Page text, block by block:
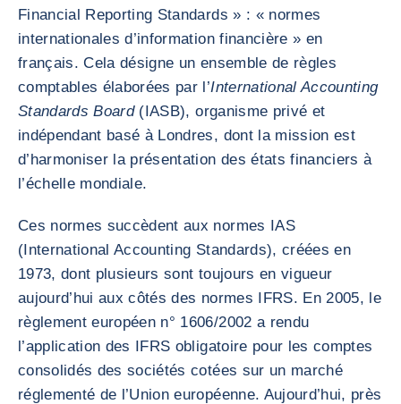
Financial Reporting Standards » : « normes
internationales d’information financière » en
français. Cela désigne un ensemble de règles
comptables élaborées par l’International Accounting
Standards Board(IASB), organisme privé et
indépendant basé à Londres, dont la mission est
d’harmoniser la présentation des états financiers à
l’échelle mondiale.
Ces normes succèdent aux normes IAS
(International Accounting Standards), créées en
1973, dont plusieurs sont toujours en vigueur
aujourd’hui aux côtés des normes IFRS. En 2005, le
règlement européen n° 1606/2002 a rendu
l’application des IFRS obligatoire pour les comptes
consolidés des sociétés cotées sur un marché
réglementé de l’Union européenne. Aujourd’hui, près